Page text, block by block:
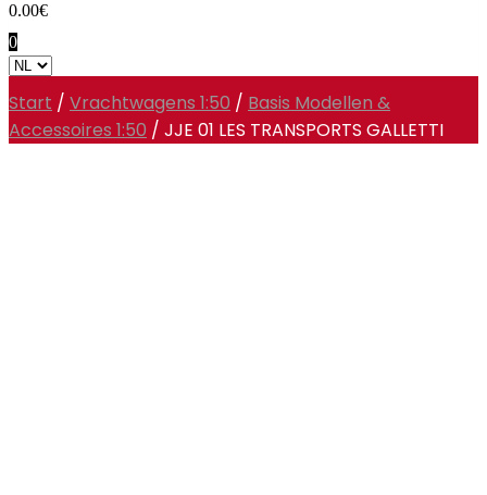
0.00€
0
Start / Vrachtwagens 1:50 / Basis Modellen &
Accessoires 1:50 / JJE 01 LES TRANSPORTS GALLETTI